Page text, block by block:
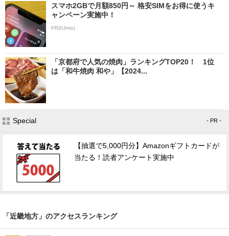
スマホ2GBで月額850円～ 格安SIMをお得に使うキ
ャンペーン実施中！
PR(IIJmio)
「京都府で人気の焼肉」ランキングTOP20！ 1位
は「和牛焼肉 和や」【2024...
Special - PR -
【抽選で5,000円分】Amazonギフトカードが
当たる！読者アンケート実施中
「近畿地方」のアクセスランキング